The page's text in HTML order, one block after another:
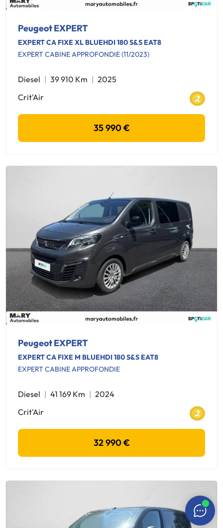
Peugeot EXPERT
EXPERT CA FIXE XL BLUEHDI 180 S&S EAT8
EXPERT CABINE APPROFONDIE (11/2023)
Diesel 39 910 Km
2025
Crit'Air
35 990 €
Peugeot EXPERT
EXPERT CA FIXE M BLUEHDI 180 S&S EAT8
EXPERT CABINE APPROFONDIE
Diesel 41 169 Km
2024
Crit'Air
32 990 €